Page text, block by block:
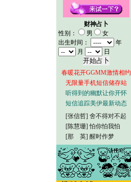
财神占卜
性别：
男
女
出生时间：
年
月
日
春暖花开GGMM激情相约
无限量手机短信储存站
听得到的幽默让你开怀
短信追踪美伊最新动态
[张信哲] 舍不得对不起
[陈慧珊] 怕你怕我怕
[那 英] 醒时作梦